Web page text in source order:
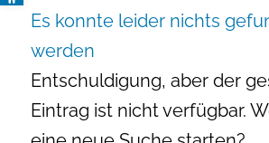
Es konnte leider nichts
werden
Entschuldigung, aber der
Eintrag ist nicht verfügbar.